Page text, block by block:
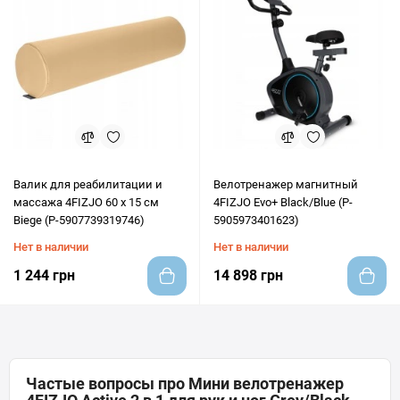
Валик для реабилитации и
массажа 4FIZJO 60 x 15 см
Biege (P-5907739319746)
Нет в наличии
1 244 грн
Велотренажер магнитный
4FIZJO Evo+ Black/Blue (P-
5905973401623)
Нет в наличии
14 898 грн
Частые вопросы про Мини велотренажер